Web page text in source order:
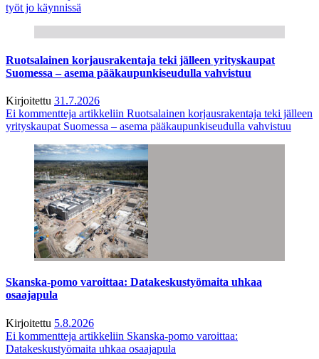
työt jo käynnissä
Ruotsalainen korjausrakentaja teki jälleen yrityskaupat
Suomessa – asema pääkaupunkiseudulla vahvistuu
Kirjoitettu 31.7.2026
Ei kommentteja artikkeliin Ruotsalainen korjausrakentaja teki jälleen
yrityskaupat Suomessa – asema pääkaupunkiseudulla vahvistuu
Skanska-pomo varoittaa: Datakeskustyömaita uhkaa
osaajapula
Kirjoitettu 5.8.2026
Ei kommentteja artikkeliin Skanska-pomo varoittaa:
Datakeskustyömaita uhkaa osaajapula